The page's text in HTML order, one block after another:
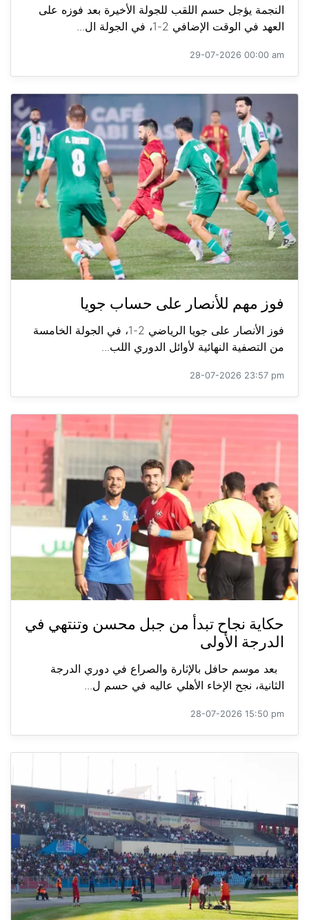
النجمة يؤجل حسم اللقب للجولة الأخيرة بعد فوزه على
العهد في الوقت الإضافي 2-1، في الجولة ال...
29-07-2026 00:00 am
فوز مهم للأنصار على حساب جويا
فوز الأنصار على جويا الرياضي 2-1، في الجولة الخامسة
من التصفية النهائية لأوائل الدوري اللب...
28-07-2026 23:57 pm
حكاية نجاح تبدأ من جبل محسن وتنتهي في
الدرجة الأولى
بعد موسم حافل بالإثارة والصراع في دوري الدرجة
الثانية، نجح الإخاء الأهلي عاليه في حسم ل...
28-07-2026 15:50 pm